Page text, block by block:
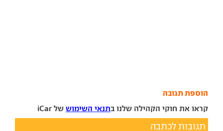
הוספת תגובה
קראו את חוקי הקהילה שלנו בתנאי השימוש של iCar
תגובות לכתבה